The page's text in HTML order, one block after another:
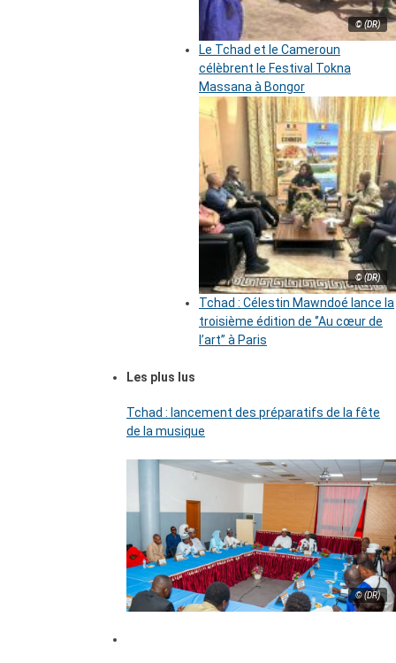
© (DR)
Le Tchad et le Cameroun
célèbrent le Festival Tokna
Massana à Bongor
© (DR)
Tchad : Célestin Mawndoé lance la
troisième édition de ‘’Au cœur de
l’art’’ à Paris
Les plus lus
Tchad : lancement des préparatifs de la fête
de la musique
© (DR)